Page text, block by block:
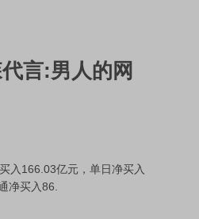
言:男人的网
166.03亿元，单日净买入
净买入86.